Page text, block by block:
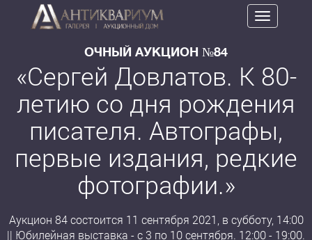
Toggle
navigation
ОЧНЫЙ АУКЦИОН №84
«Сергей Довлатов. К 80-
летию со дня рождения
писателя. Автографы,
первые издания, редкие
фотографии.»
Аукцион 84 состоится 11 сентября 2021, в субботу, 14:00
|| Юбилейная выставка - с 3 по 10 сентября. 12:00 - 19:00.